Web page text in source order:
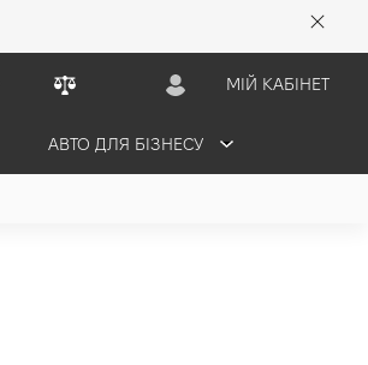
МІЙ КАБІНЕТ
АВТО ДЛЯ БІЗНЕСУ